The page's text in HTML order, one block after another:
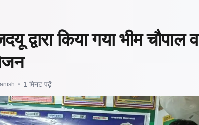
द्वारा किया गया भीम चौपाल व
• 1 मिनट पढ़ें